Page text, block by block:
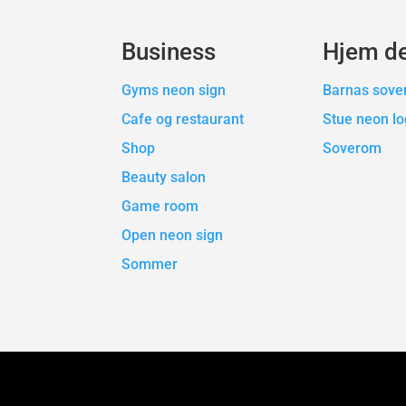
Business
Gyms neon sign
Cafe og restaurant
Shop
Beauty salon
Game room
Open neon sign
Sommer
Hjem
Barnas
Stue neon
Soverom